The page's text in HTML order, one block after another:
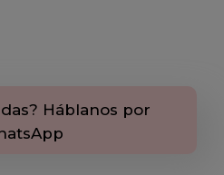
Háblanos por